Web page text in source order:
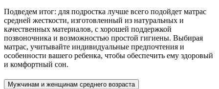
Подведем итог: для подростка лучше всего подойдет матрас
средней жесткости, изготовленный из натуральных и
качественных материалов, с хорошей поддержкой
позвоночника и возможностью простой гигиены. Выбирая
матрас, учитывайте индивидуальные предпочтения и
особенности вашего ребенка, чтобы обеспечить ему здоровый
и комфортный сон.
Мужчинам и женщинам среднего возраста